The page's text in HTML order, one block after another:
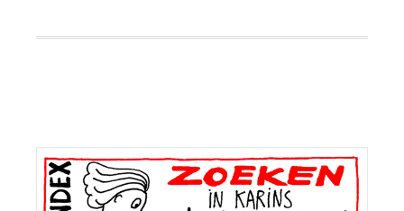
Primaire
Sidebar